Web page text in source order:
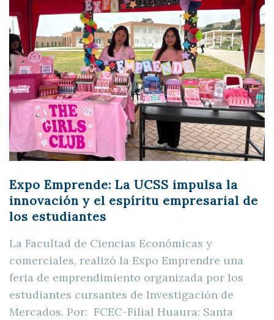
Expo Emprende: La UCSS impulsa la
innovación y el espíritu empresarial de
los estudiantes
La Facultad de Ciencias Económicas y
comerciales, realizó la Expo Emprendre una
feria de emprendimiento organizada por los
estudiantes cursantes de Investigación de
Mercados. Por: FCEC-Filial Huaura: Santa